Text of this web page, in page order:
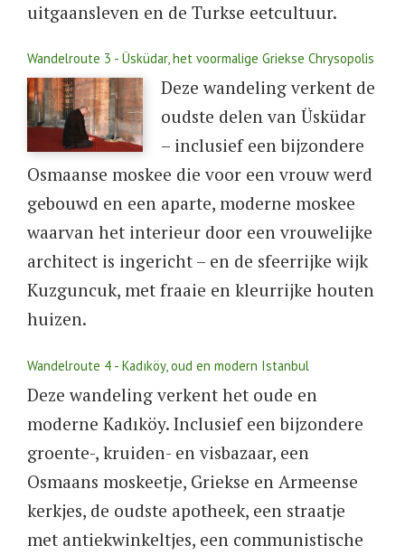
uitgaansleven en de Turkse eetcultuur.
Wandelroute 3 - Üsküdar, het voormalige Griekse Chrysopolis
Deze wandeling verkent de
oudste delen van Üsküdar
– inclusief een bijzondere
Osmaanse moskee die voor een vrouw werd
gebouwd en een aparte, moderne moskee
waarvan het interieur door een vrouwelijke
architect is ingericht – en de sfeerrijke wijk
Kuzguncuk, met fraaie en kleurrijke houten
huizen.
Wandelroute 4 - Kadıköy, oud en modern Istanbul
Deze wandeling verkent het oude en
moderne Kadıköy. Inclusief een bijzondere
groente-, kruiden- en visbazaar, een
Osmaans moskeetje, Griekse en Armeense
kerkjes, de oudste apotheek, een straatje
met antiekwinkeltjes, een communistische